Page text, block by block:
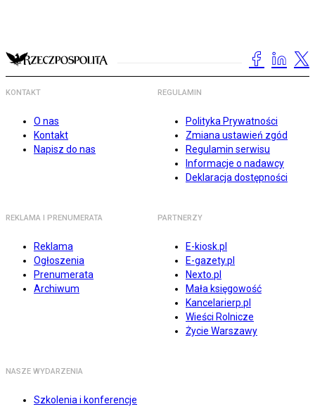
KONTAKT
O nas
Kontakt
Napisz do nas
REGULAMIN
Polityka Prywatności
Zmiana ustawień zgód
Regulamin serwisu
Informacje o nadawcy
Deklaracja dostępności
REKLAMA I PRENUMERATA
Reklama
Ogłoszenia
Prenumerata
Archiwum
PARTNERZY
E-kiosk.pl
E-gazety.pl
Nexto.pl
Mała księgowość
Kancelarierp.pl
Wieści Rolnicze
Życie Warszawy
NASZE WYDARZENIA
Szkolenia i konferencje